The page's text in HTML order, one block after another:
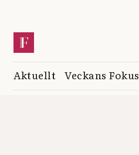
Aktuellt Veckans Fokus